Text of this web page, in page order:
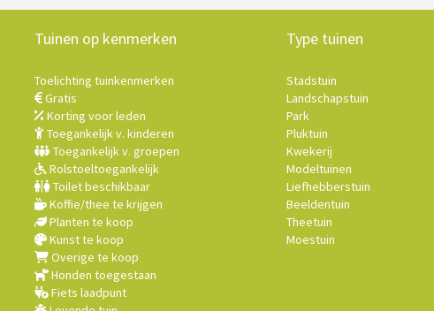
Tuinen op kenmerken
Toelichting tuinkenmerken
Gratis
Korting voor leden
Toegankelijk v. kinderen
Toegankelijk v. groepen
Rolstoeltoegankelijk
Toilet beschikbaar
Koffie/thee te krijgen
Planten te koop
Kunst te koop
Overige te koop
Honden toegestaan
Fiets laadpunt
Type tuinen
Stadstuin
Landschapstuin
Park
Pluktuin
Kwekerij
Modeltuinen
Liefhebberstuin
Beeldentuin
Theetuin
Moestuin